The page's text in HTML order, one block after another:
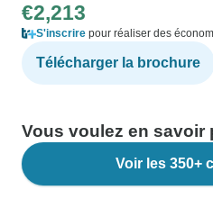
€2,213
S'inscrire pour réaliser des
Télécharger la brochure
Vous voulez en savoir
Voir les 350+